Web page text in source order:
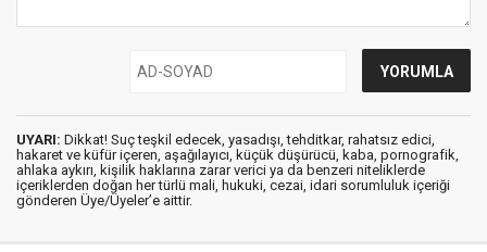
UYARI: Dikkat! Suç teşkil edecek, yasadışı, tehditkar, rahatsız edici,
hakaret ve küfür içeren, aşağılayıcı, küçük düşürücü, kaba, pornografik,
ahlaka aykırı, kişilik haklarına zarar verici ya da benzeri niteliklerde
içeriklerden doğan her türlü mali, hukuki, cezai, idari sorumluluk içeriği
gönderen Üye/Üyeler’e aittir.